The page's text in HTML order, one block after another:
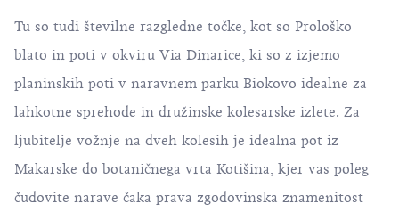
Tu so tudi številne razgledne točke, kot so Prološko
blato in poti v okviru Via Dinarice, ki so z izjemo
planinskih poti v naravnem parku Biokovo idealne za
lahkotne sprehode in družinske kolesarske izlete. Za
ljubitelje vožnje na dveh kolesih je idealna pot iz
Makarske do botaničnega vrta Kotišina, kjer vas poleg
čudovite narave čaka prava zgodovinska znamenitost